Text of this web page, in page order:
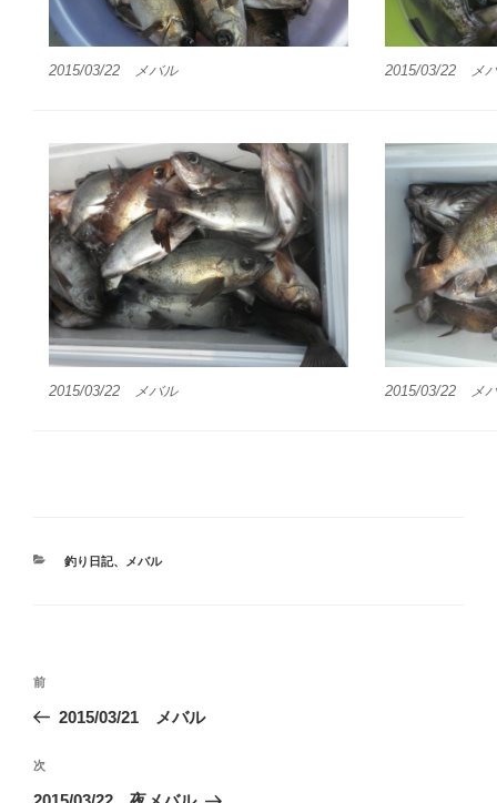
2015/03/22 メバル 2015/03/22 メ
2015/03/22 メバル 2015/03/22 メ
カ
釣り日記、 メバル
投
ビ
ゲ
前
の
稿
前
2015/03/21 メバル
次
の
次